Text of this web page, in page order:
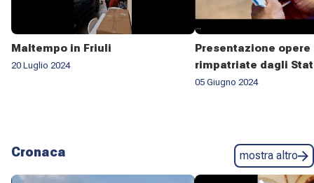
Maltempo in Friuli
20 Luglio 2024
Presentazione
rimpatriate dagli
05 Giugno 2024
Cronaca mostra altro